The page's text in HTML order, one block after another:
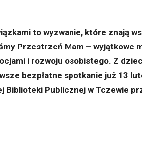
to wyzwanie, które znają
Przestrzeń Mam – wyjątkowe
i rozwoju osobistego. Z
bezpłatne spotkanie już 13
Biblioteki Publicznej w Tczewie